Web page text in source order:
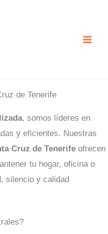
de Tenerife
, somos líderes en
y eficientes. Nuestras
Cruz de Tenerife ofrecen
tu hogar, oficina o
silencio y calidad